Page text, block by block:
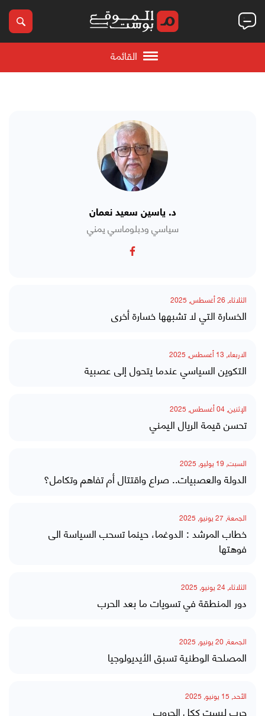
القائمة
د. ياسين سعيد نعمان
سياسي ودبلوماسي يمني
الثلاثاء, 26 أغسطس, 2025
الخسارة التي لا تشبهها خسارة أخرى
الاربعاء, 13 أغسطس, 2025
التكوين السياسي عندما يتحول إلى عصبية
الإثنين, 04 أغسطس, 2025
تحسن قيمة الريال اليمني
السبت, 19 يوليو, 2025
الدولة والعصبيات.. صراع واقتتال أم تفاهم وتكامل؟
الجمعة, 27 يونيو, 2025
خطاب المرشد : الدوغما، حينما تسحب السياسة الى
فوهتها
الثلاثاء, 24 يونيو, 2025
دور المنطقة في تسويات ما بعد الحرب
الجمعة, 20 يونيو, 2025
المصلحة الوطنية تسبق الأيديولوجيا
الأحد, 15 يونيو, 2025
حرب ليست ككل الحروب